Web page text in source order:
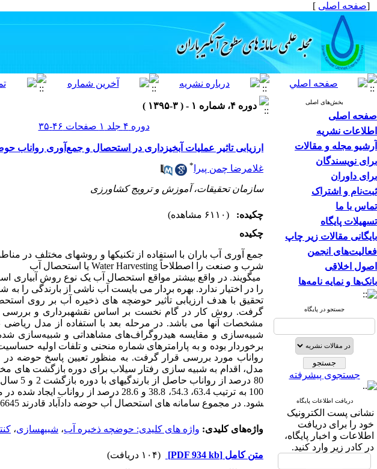
[صفحه اصلی ]
بخش‌های اصلی
صفحه اصلی
اطلاعات نشریه
آرشیو مجله و مقالات
برای نویسندگان
برای داوران
ثبت‌نام و اشتراک
تماس با ما
تسهیلات پایگاه
بایگانی مقالات زیر چاپ
فعالیت‌های انجمن
اصول اخلاقی
بانک‌ها و نمایه نامه‌ها
جستجو در پایگاه
جستجوی پیشرفته
دریافت اطلاعات پایگاه
نشانی پست الکترونیک
خود را برای دریافت
اطلاعات و اخبار پایگاه،
در کادر زیر وارد کنید.
دوره ۴، شماره ۱ - ( ۳-۱۳۹۵ )
دوره ۴ جلد ۱ صفحات ۴۶-۳۵
ارزیابی تاثیر عملیات آبخیزداری در استحصال و جمع‌آوری رواناب
غلامرضا چمن پیرا *
سازمان تحقیقات، آموزش و ترویج کشاورزی
چکیده:
(۶۱۱۰ مشاهده)
چکیده
جمع ­آوری آب باران با استفاده از تکنیک­ها و روش­های مختلف در
شرب و صنعت را اصطلاحاً Harvesting
Water یا استحصال آب
می­گویند. در واقع بیشتر مواقع استحصال آب یک نوع روش آبیاری
را در اختیار ندارد. بهره ­بردار می­ بایست آب ناشی از بارندگی را
تحقیق با هدف ارزیابی تأثیر حوضچه­ های ذخیره آب بر روی
گرفت. روش کار در گام نخست بر اساس نقشه­برداری و بررسی
مشخصات آن­ها می باشد. در مرحله بعد با استفاده از مدل ریاضی
شبیه‌سازی و مقایسه هیدروگراف‌های مشاهداتی و شبیه‌سازی شده
برخوردار بوده و به پارامترهای شماره منحنی و تلفات اولیه
رواناب مورد بررسی قرار گرفت. به منظور تعیین پاسخ حوضه در
مدل، اقدام به شبیه­ سازی رفتار سیلاب برای دوره بازگشت­ های
100 به ترتیب 63.4، 54.3، 38.8 و 28.6
شود. در مجموع سامانه­ های استحصال آب حوضه دادآباد قادرند 236645 متر مکعب رواناب را ذخیره ‌نمایند.
واژه‌های کلیدی: واژه­ های کلیدی: حوضچه ذخیره آب، شبیه­سازی،
متن کامل [PDF 934 kb]
(۱۰۴ دریافت)